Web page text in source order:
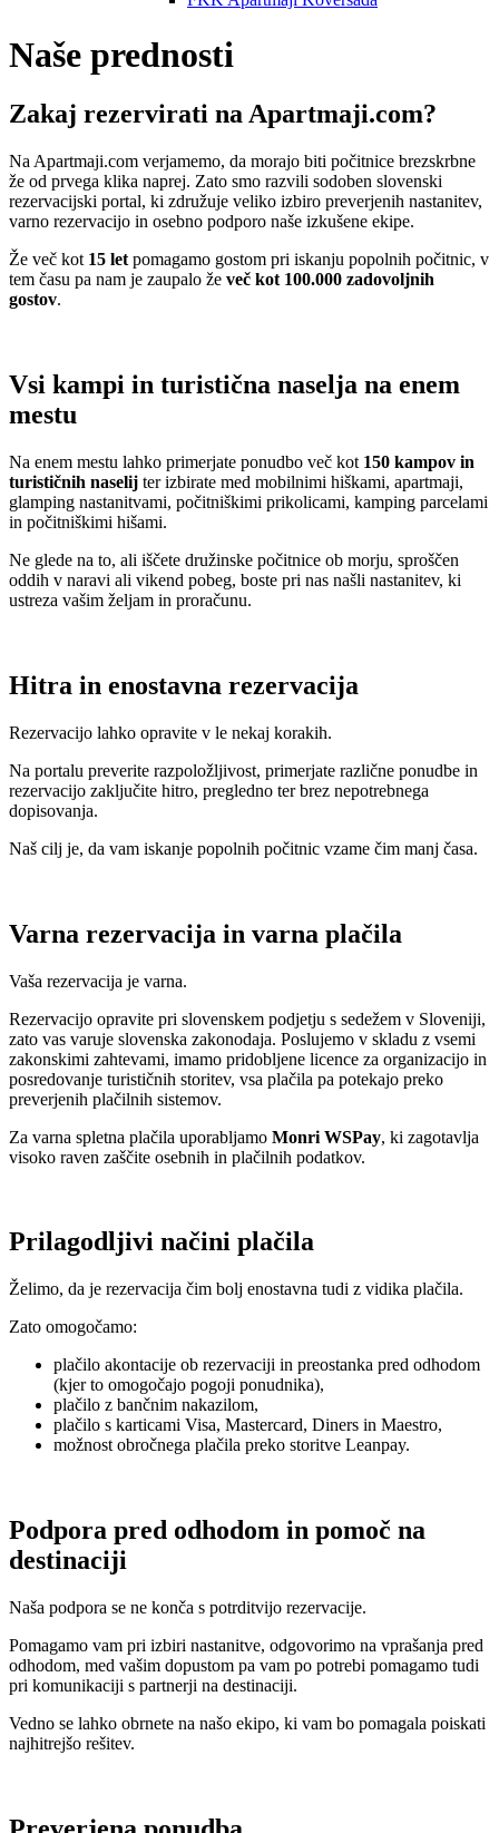
Naše prednosti
Zakaj rezervirati na Apartmaji.com?
Na Apartmaji.com verjamemo, da morajo biti počitnice brezskrbne
že od prvega klika naprej. Zato smo razvili sodoben slovenski
rezervacijski portal, ki združuje veliko izbiro preverjenih nastanitev,
varno rezervacijo in osebno podporo naše izkušene ekipe.
Že več kot 15 let pomagamo gostom pri iskanju popolnih počitnic, v
tem času pa nam je zaupalo že več kot 100.000 zadovoljnih
gostov.
Vsi kampi in turistična naselja na enem
mestu
Na enem mestu lahko primerjate ponudbo več kot 150 kampov in
turističnih naselij ter izbirate med mobilnimi hiškami, apartmaji,
glamping nastanitvami, počitniškimi prikolicami, kamping parcelami
in počitniškimi hišami.
Ne glede na to, ali iščete družinske počitnice ob morju, sproščen
oddih v naravi ali vikend pobeg, boste pri nas našli nastanitev, ki
ustreza vašim željam in proračunu.
Hitra in enostavna rezervacija
Rezervacijo lahko opravite v le nekaj korakih.
Na portalu preverite razpoložljivost, primerjate različne ponudbe in
rezervacijo zaključite hitro, pregledno ter brez nepotrebnega
dopisovanja.
Naš cilj je, da vam iskanje popolnih počitnic vzame čim manj časa.
Varna rezervacija in varna plačila
Vaša rezervacija je varna.
Rezervacijo opravite pri slovenskem podjetju s sedežem v Sloveniji,
zato vas varuje slovenska zakonodaja. Poslujemo v skladu z vsemi
zakonskimi zahtevami, imamo pridobljene licence za organizacijo in
posredovanje turističnih storitev, vsa plačila pa potekajo preko
preverjenih plačilnih sistemov.
Za varna spletna plačila uporabljamo Monri WSPay, ki zagotavlja
visoko raven zaščite osebnih in plačilnih podatkov.
Prilagodljivi načini plačila
Želimo, da je rezervacija čim bolj enostavna tudi z vidika plačila.
Zato omogočamo:
plačilo akontacije ob rezervaciji in preostanka pred odhodom
(kjer to omogočajo pogoji ponudnika),
plačilo z bančnim nakazilom,
plačilo s karticami Visa, Mastercard, Diners in Maestro,
možnost obročnega plačila preko storitve Leanpay.
Podpora pred odhodom in pomoč na
destinaciji
Naša podpora se ne konča s potrditvijo rezervacije.
Pomagamo vam pri izbiri nastanitve, odgovorimo na vprašanja pred
odhodom, med vašim dopustom pa vam po potrebi pomagamo tudi
pri komunikaciji s partnerji na destinaciji.
Vedno se lahko obrnete na našo ekipo, ki vam bo pomagala poiskati
najhitrejšo rešitev.